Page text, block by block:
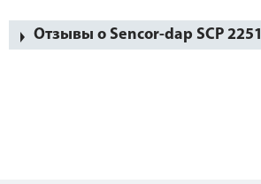
Отзывы о Sencor-dap SCP 2251